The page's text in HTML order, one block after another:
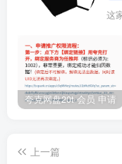
这
夸克网盘20t 会员 申请
上一篇